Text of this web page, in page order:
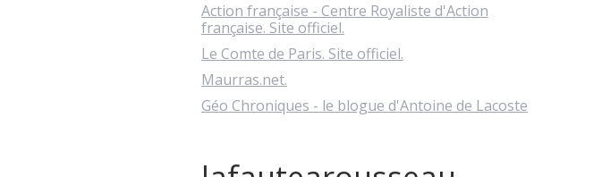
Action française - Centre Royaliste d'Action
française. Site officiel.
Le Comte de Paris. Site officiel.
Maurras.net.
Géo Chroniques - le blogue d'Antoine de Lacoste